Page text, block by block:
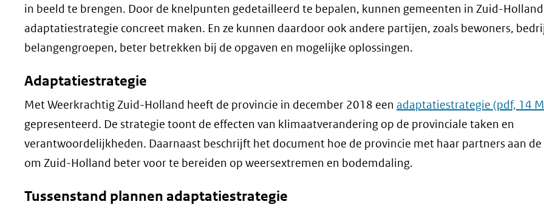
in
nieuw
venster)
een
andere
website)
in beeld te brengen. Door de knelpunten gedetailleerd te bepalen, kunnen gemeenten in Zuid-
adaptatiestrategie concreet maken. En ze kunnen daardoor ook andere partijen, zoals bewoners,
belangengroepen, beter betrekken bij de opgaven en mogelijke oplossingen.
Adaptatiestrategie
Met Weerkrachtig Zuid-Holland heeft de provincie in december 2018 een adaptatiestrategie (pdf, 14
gepresenteerd. De strategie toont de effecten van klimaatverandering op de provinciale taken en
verantwoordelijkheden. Daarnaast beschrijft het document hoe de provincie met haar partners aan de
om Zuid-Holland beter voor te bereiden op weersextremen en bodemdaling.
Tussenstand plannen adaptatiestrategie